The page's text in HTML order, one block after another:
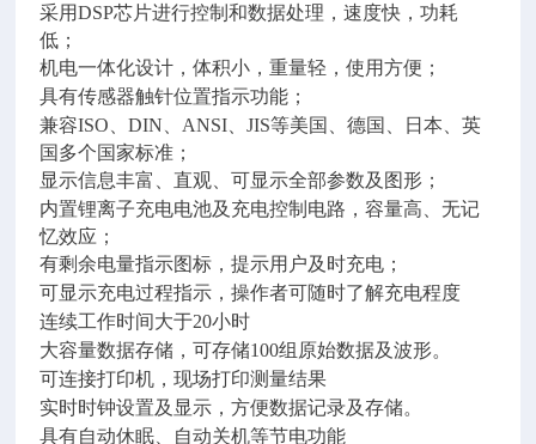
采用DSP芯片进行控制和数据处理，速度快，功耗
低；
机电一体化设计，体积小，重量轻，使用方便；
具有传感器触针位置指示功能；
兼容ISO、DIN、ANSI、JIS等美国、德国、日本、英
国多个国家标准；
显示信息丰富、直观、可显示全部参数及图形；
内置锂离子充电电池及充电控制电路，容量高、无记
忆效应；
有剩余电量指示图标，提示用户及时充电；
可显示充电过程指示，操作者可随时了解充电程度
连续工作时间大于20小时
大容量数据存储，可存储100组原始数据及波形。
可连接打印机，现场打印测量结果
实时时钟设置及显示，方便数据记录及存储。
具有自动休眠、自动关机等节电功能